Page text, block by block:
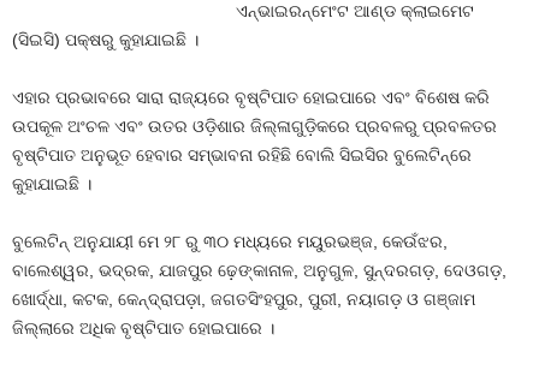
ଏନ୍‌ଭାଇରନ୍‌ମେଂଟ ଆଣ୍ଡ କ୍ଲାଇମେଟ
(ସିଇସି) ପକ୍ଷରୁ କୁହାଯାଇଛି ।
ଏହାର ପ୍ରଭାବରେ ସାରା ରାଜ୍ୟରେ ବୃଷ୍ଟିପାତ ହୋଇପାରେ ଏବଂ ବିଶେଷ କରି
ଉପକୂଳ ଅଂଚଳ ଏବଂ ଉତର ଓଡ଼ିଶାର ଜିଲ୍ଳାଗୁଡ଼ିକରେ ପ୍ରବଳରୁ ପ୍ରବଳତର
ବୃଷ୍ଟିପାତ ଅନୁଭୂତ ହେବାର ସମ୍ଭାବନା ରହିଛି ବୋଲି ସିଇସିର ବୁଲେଟିନ୍‌ରେ
କୁହାଯାଇଛି ।
ବୁଲେଟିନ୍ ଅନୁଯାୟୀ ମେ ୨୮ ରୁ ୩୦ ମଧ୍ୟରେ ମୟୁରଭଞ୍ଜ, କେଉଁଝର,
ବାଲେଶ୍ୱର, ଭଦ୍ରକ, ଯାଜପୁର ଢ଼େଙ୍କାନାଳ, ଅନୁଗୁଳ, ସୁନ୍ଦରଗଡ଼, ଦେଓଗଡ଼,
ଖୋର୍ଦ୍ଧା, କଟକ, କେନ୍ଦ୍ରାପଡ଼ା, ଜଗତସିଂହପୁର, ପୁରୀ, ନୟାଗଡ଼ ଓ ଗଞ୍ଜାମ
ଜିଲ୍ଲାରେ ଅଧିକ ବୃଷ୍ଟିପାତ ହୋଇପାରେ ।